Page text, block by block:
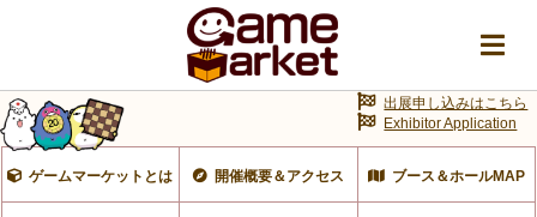
ゲームマーケットとは 開催概要＆アクセス ブース＆ホールMAP
出展申し込みはこちら
Exhibitor Application